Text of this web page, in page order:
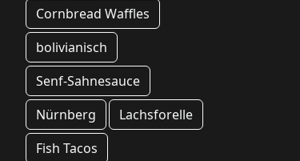
Cornbread Waffles
bolivianisch
Senf-Sahnesauce
Nürnberg
Lachsforelle
Fish Tacos